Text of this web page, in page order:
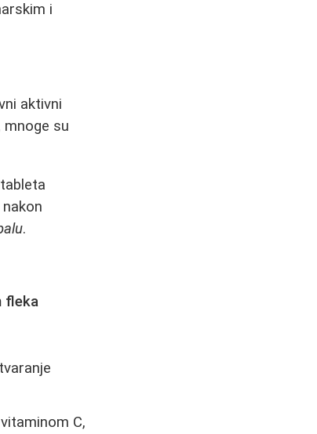
i
aktivni
mnoge su
.
fleka
C,